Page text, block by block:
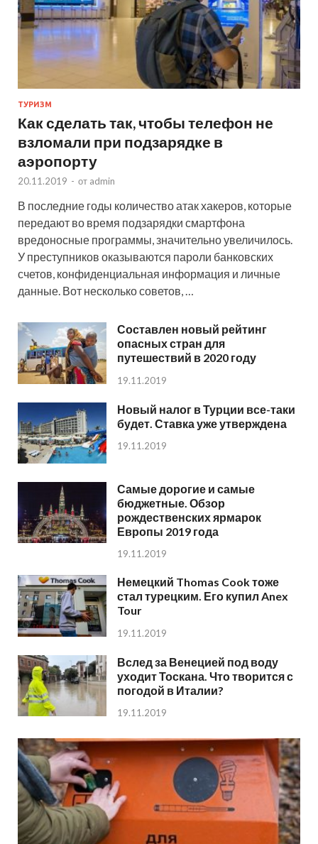
ТУРИЗМ
Как сделать так, чтобы телефон не
взломали при подзарядке в
аэропорту
20.11.2019 - от admin
В последние годы количество атак хакеров, которые
передают во время подзарядки смартфона
вредоносные программы, значительно увеличилось.
У преступников оказываются пароли банковских
счетов, конфиденциальная информация и личные
данные. Вот несколько советов, …
Составлен новый рейтинг
опасных стран для
путешествий в 2020 году
19.11.2019
Новый налог в Турции все-таки
будет. Ставка уже утверждена
19.11.2019
Самые дорогие и самые
бюджетные. Обзор
рождественских ярмарок
Европы 2019 года
19.11.2019
Немецкий Thomas Cook тоже
стал турецким. Его купил Anex
Tour
19.11.2019
Вслед за Венецией под воду
уходит Тоскана. Что творится с
погодой в Италии?
19.11.2019